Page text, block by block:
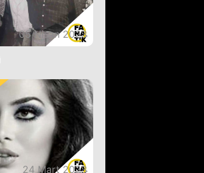
05 Nisan 2023
24 Mart 2023